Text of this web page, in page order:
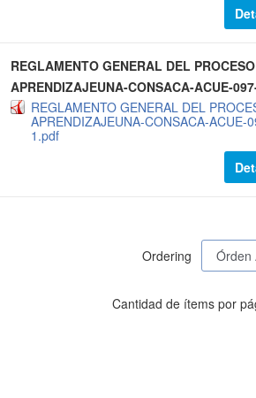
REGLAMENTO GENERAL DEL
APRENDIZAJEUNA-CONSACA-ACUE-
REGLAMENTO GENERAL DEL
APRENDIZAJEUNA-CONSACA-ACUE-
1.pdf
Ordering
Cantidad de ítems por